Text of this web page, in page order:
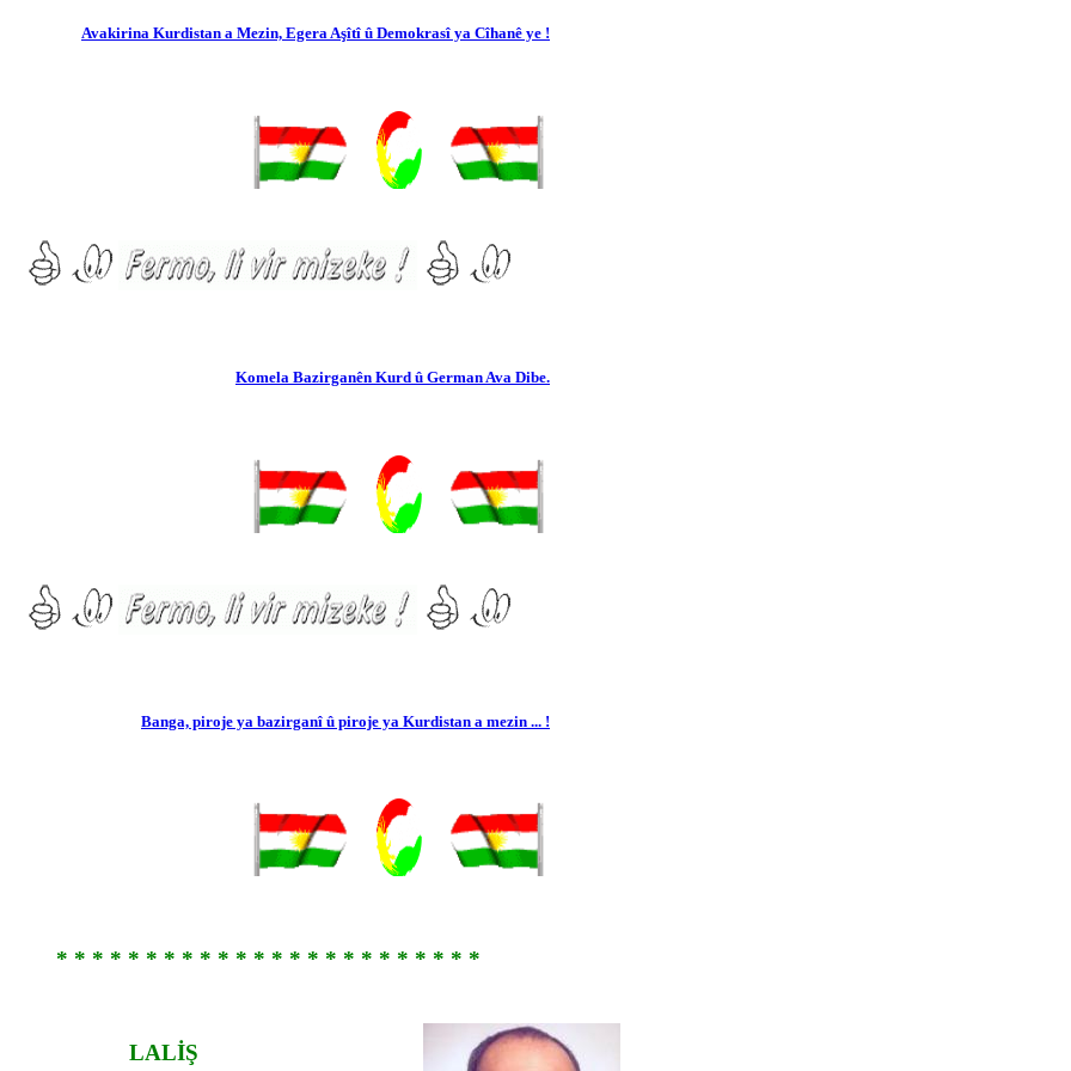
Avakirina Kurdistan a Mezin, Egera Aşîtî û Demokrasî ya Cîhanê ye !
Komela Bazirganên Kurd û German Ava Dibe.
Banga, piroje ya bazirganî û piroje ya Kurdistan a mezin ... !
* * * * * * * * * * * * * * * * * * * * * * * *
LALİŞ